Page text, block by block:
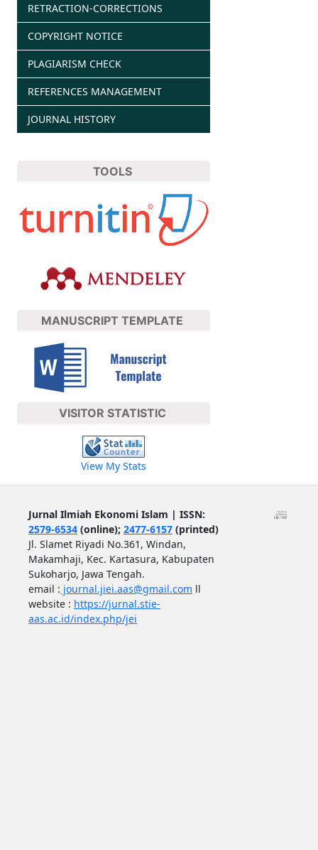
RETRACTION-CORRECTIONS
COPYRIGHT NOTICE
PLAGIARISM CHECK
REFERENCES MANAGEMENT
JOURNAL HISTORY
TOOLS
MANUSCRIPT TEMPLATE
VISITOR STATISTIC
View My Stats
Jurnal Ilmiah Ekonomi Islam | ISSN:
2579-6534(online); 2477-6157(printed)
Jl. Slamet Riyadi No.361, Windan,
Makamhaji, Kec. Kartasura, Kabupaten
Sukoharjo, Jawa Tengah.
email : journal.jiei.aas@gmail.com ll
website : https://jurnal.stie-
aas.ac.id/index.php/jei